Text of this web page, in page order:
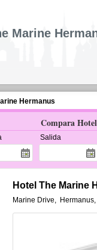
Marine
Hermanus
Compara
Salida
Hotel The Marine
Marine Drive, Hermanus,